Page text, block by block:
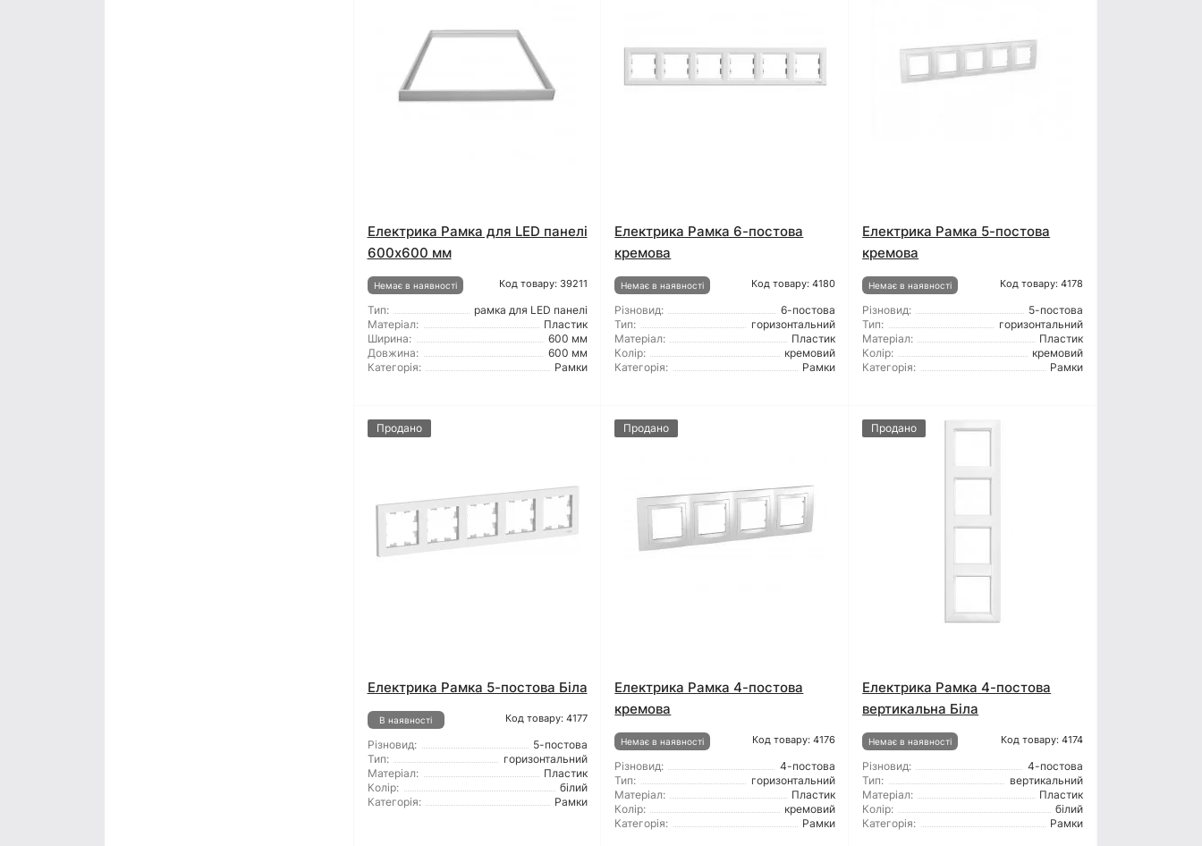
Електрика Рамка для LED панелі
600x600 мм
Немає в наявності Код товару: 39211
Тип:
рамка для LED панелі
Матеріал:
Пластик
Ширина:
600 мм
Довжина:
600 мм
Категорія:
Рамки
Електрика Рамка 6-постова
кремова
Немає в наявності Код товару: 4180
Різновид:
6-постова
Тип:
горизонтальний
Матеріал:
Пластик
Колір:
кремовий
Категорія:
Рамки
Електрика Рамка 5-постова
кремова
Немає в наявності Код товару: 4178
Різновид:
5-постова
Тип:
горизонтальний
Матеріал:
Пластик
Колір:
кремовий
Категорія:
Рамки
Продано
Електрика Рамка 5-постова Біла
В наявності Код товару: 4177
Різновид:
5-постова
Тип:
горизонтальний
Матеріал:
Пластик
Колір:
білий
Категорія:
Рамки
Продано
Електрика Рамка 4-постова
кремова
Немає в наявності Код товару: 4176
Різновид:
4-постова
Тип:
горизонтальний
Матеріал:
Пластик
Колір:
кремовий
Категорія:
Рамки
Продано
Електрика Рамка 4-постова
вертикальна Біла
Немає в наявності Код товару: 4174
Різновид:
4-постова
Тип:
вертикальний
Матеріал:
Пластик
Колір:
білий
Категорія:
Рамки